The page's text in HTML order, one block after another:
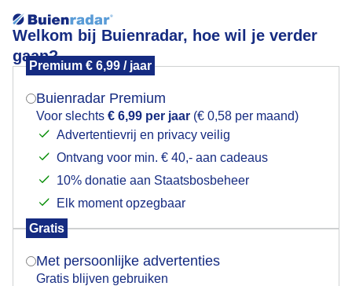
Welkom bij Buienradar, hoe wil je verder
gaan?
Premium € 6,99 / jaar
Buienradar Premium
Voor slechts € 6,99 per jaar (€ 0,58 per maand)
Advertentievrij en privacy veilig
Ontvang voor min. € 40,- aan cadeaus
10% donatie aan Staatsbosbeheer
Elk moment opzegbaar
Gratis
Met persoonlijke advertenties
Gratis blijven gebruiken
vogeltaart
Populaire categorieën
Mogen we je locatie gebruiken voor het
Indien je hier nog geen akkoord op hebt gegeven,
verschijnt er zo een pop-up uit je browser waarin
Is goed, toon de popup